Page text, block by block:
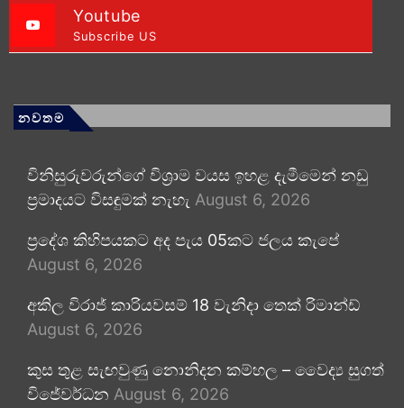
Youtube
Subscribe US
නවතම
විනිසුරුවරුන්ගේ විශ්‍රාම වයස ඉහළ දැමීමෙන් නඩු
ප්‍රමාදයට විසඳුමක් නැහැ August 6, 2026
ප්‍රදේශ කිහිපයකට අද පැය 05කට ජලය කැපේ
August 6, 2026
අකිල විරාජ් කාරියවසම් 18 වැනිදා තෙක් රිමාන්ඩ්
August 6, 2026
කුස තුළ සැඟවුණු නොනිදන කම්හල – වෛද්‍ය සුගත්
විජේවර්ධන August 6, 2026